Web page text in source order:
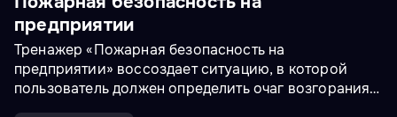
предприятии
Тренажер «Пожарная безопасность на
предприятии» воссоздает ситуацию, в которой
пользователь должен определить очаг возгорания,